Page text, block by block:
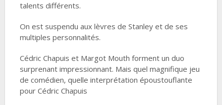
talents différents.
On est suspendu aux lèvres de Stanley et de ses
multiples personnalités.
Cédric Chapuis et Margot Mouth forment un duo
surprenant impressionnant. Mais quel magnifique jeu
de comédien, quelle interprétation époustouflante
pour Cédric Chapuis